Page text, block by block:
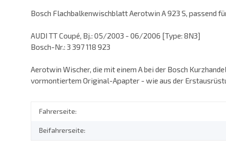
Bosch Flachbalkenwischblatt Aerotwin A 923 S, passend
AUDI TT Coupé, Bj.: 05/2003 - 06/2006 [Type: 8N3]
Bosch-Nr.: 3 397 118 923
Aerotwin Wischer, die mit einem A bei der Bosch
vormontiertem Original-Apapter - wie aus der
Fahrerseite:
Beifahrerseite: